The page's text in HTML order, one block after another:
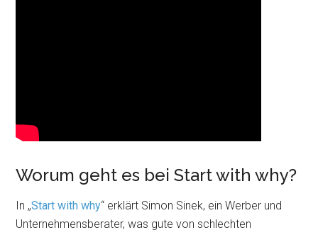
Worum geht es bei Start with why?
In „Start with why“ erklärt Simon Sinek, ein Werber und
Unternehmensberater, was gute von schlechten